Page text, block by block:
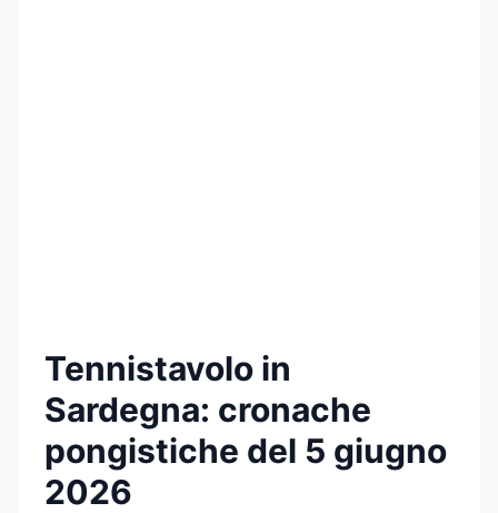
Tennistavolo in
Sardegna: cronache
pongistiche del 5 giugno
2026